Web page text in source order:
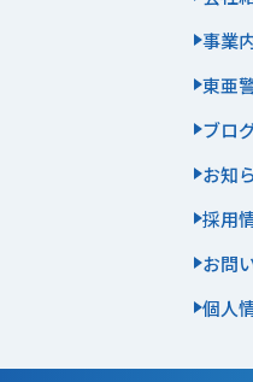
事業
東亜
ブロ
お知
採用
お問
個人